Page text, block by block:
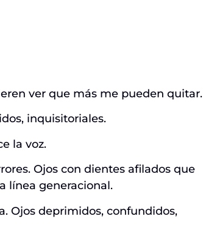
ver que más me pueden quitar.
inquisitoriales.
la voz.
Ojos con dientes afilados que
línea generacional.
Ojos deprimidos, confundidos,